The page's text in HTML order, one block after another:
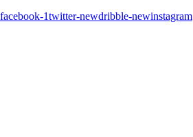
facebook-1twitter-newdribble-newinstagram